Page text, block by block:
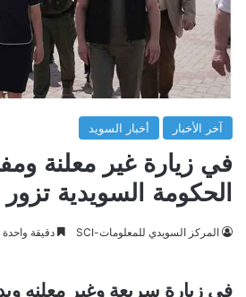
آخر الأخبار أخبار السويد
في زيارة غير معلنة
الحكومة السويدية تزور
المركز السويدي للمعلومات-SCI دقيقة واحدة
في زيارة سريعة وغير معلنه